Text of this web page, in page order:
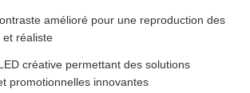
amélioré pour une reproduction des
et réaliste
créative permettant des solutions
promotionnelles innovantes